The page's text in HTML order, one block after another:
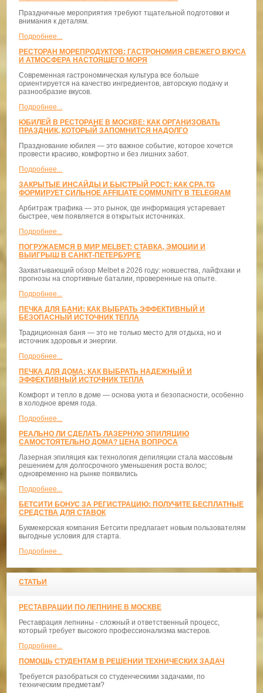
Праздничные мероприятия требуют тщательной подготовки и
внимания к деталям.
Подробнее...
РЕСТОРАН МОРЕПРОДУКТОВ: ГАСТРОНОМИЯ СВЕЖЕГО ВКУСА
И АТМОСФЕРА НАСТОЯЩЕГО МОРЯ
Современная гастрономическая культура все больше
ориентируется на качество ингредиентов, авторскую подачу и
разнообразие вкусов.
Подробнее...
ЮБИЛЕЙ В РЕСТОРАНЕ В МОСКВЕ: КАК ОРГАНИЗОВАТЬ
ПРАЗДНИК, КОТОРЫЙ ЗАПОМНИТСЯ НАДОЛГО
Празднование юбилея — это важное событие, которое хочется
провести красиво, комфортно и без лишних забот.
Подробнее...
ЗАКРЫТЫЕ ИНСАЙДЫ И БЫСТРЫЙ РОСТ: КАК CPA.TG
ФОРМИРУЕТ СИЛЬНОЕ AFFILIATE COMMUNITY В TELEGRAM
Арбитраж трафика — это рынок, где информация устаревает
быстрее, чем появляется в открытых источниках.
Подробнее...
ПОГРУЖАЕМСЯ В МИР MELBET: СТАВКА, ЭМОЦИИ И
ВЫИГРЫШ В САНКТ-ПЕТЕРБУРГЕ
Захватывающий обзор Melbet в 2026 году: новшества, лайфхаки и
прогнозы на спортивные баталии, проверенные на опыте.
Подробнее...
ПЕЧКА ДЛЯ БАНИ: КАК ВЫБРАТЬ ЭФФЕКТИВНЫЙ И
БЕЗОПАСНЫЙ ИСТОЧНИК ТЕПЛА
Традиционная баня — это не только место для отдыха, но и
источник здоровья и энергии.
Подробнее...
ПЕЧКА ДЛЯ ДОМА: КАК ВЫБРАТЬ НАДЕЖНЫЙ И
ЭФФЕКТИВНЫЙ ИСТОЧНИК ТЕПЛА
Комфорт и тепло в доме — основа уюта и безопасности, особенно
в холодное время года.
Подробнее...
РЕАЛЬНО ЛИ СДЕЛАТЬ ЛАЗЕРНУЮ ЭПИЛЯЦИЮ
САМОСТОЯТЕЛЬНО ДОМА? ЦЕНА ВОПРОСА
Лазерная эпиляция как технология депиляции стала массовым
решением для долгосрочного уменьшения роста волос;
одновременно на рынке появились
Подробнее...
БЕТСИТИ БОНУС ЗА РЕГИСТРАЦИЮ: ПОЛУЧИТЕ БЕСПЛАТНЫЕ
СРЕДСТВА ДЛЯ СТАВОК
Букмекерская компания Бетсити предлагает новым пользователям
выгодные условия для старта.
Подробнее...
СТАТЬИ
РЕСТАВРАЦИИ ПО ЛЕПНИНЕ В МОСКВЕ
Реставрация лепнины - сложный и ответственный процесс,
который требует высокого профессионализма мастеров.
Подробнее...
ПОМОЩЬ СТУДЕНТАМ В РЕШЕНИИ ТЕХНИЧЕСКИХ ЗАДАЧ
Требуется разобраться со студенческими задачами, по
техническим предметам?